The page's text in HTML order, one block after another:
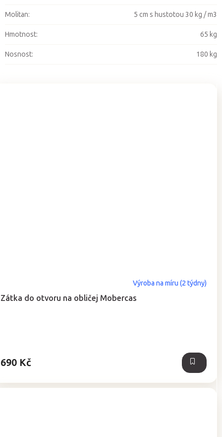
Zátka do otvoru na obličej Mobercas
Výroba na míru (2 týdny)
690 Kč
Molitan: 5 cm s hustotou 30 kg / m3
Hmotnost: 65 kg
Nosnost: 180 kg